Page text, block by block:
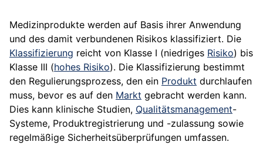
Medizinprodukte werden auf Basis ihrer Anwendung
und des damit verbundenen Risikos klassifiziert. Die
Klassifizierung reicht von Klasse I (niedriges Risiko) bis
Klasse III (hohes Risiko). Die Klassifizierung bestimmt
den Regulierungsprozess, den ein Produkt durchlaufen
muss, bevor es auf den Markt gebracht werden kann.
Dies kann klinische Studien, Qualitätsmanagement-
Systeme, Produktregistrierung und -zulassung sowie
regelmäßige Sicherheitsüberprüfungen umfassen.